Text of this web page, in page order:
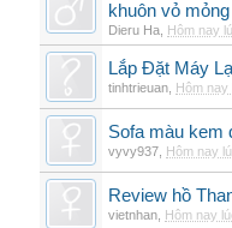
khuôn vỏ mỏng
Dieru Ha Hôm nay
Lắp Đặt Máy
tinhtrieuan Hôm nay
Sofa màu kem
vyvy937 Hôm nay
Review hồ
vietnhan Hôm nay